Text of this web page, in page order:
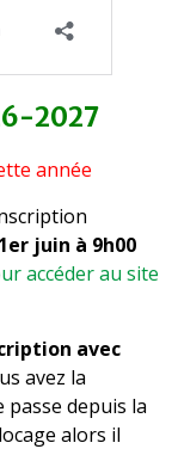
2027
année
juin à 9h00
accéder au site
avec
avez la
depuis la
alors il